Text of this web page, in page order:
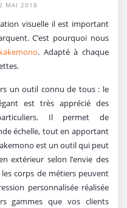
MAI 2018
visuelle il est important
C’est pourquoi nous
. Adapté à chaque
un outil connu de tous : le
est très apprécié des
Il permet de
échelle, tout en apportant
est un outil qui peut
extérieur selon l’envie des
corps de métiers peuvent
personnalisée réalisée
gammes que vos clients